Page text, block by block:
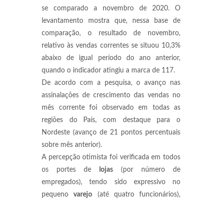
se comparado a novembro de 2020. O
levantamento mostra que, nessa base de
comparação, o resultado de novembro,
relativo às vendas correntes se situou 10,3%
abaixo de igual período do ano anterior,
quando o indicador atingiu a marca de 117.
De acordo com a pesquisa, o avanço nas
assinalações de crescimento das vendas no
mês corrente foi observado em todas as
regiões do País, com destaque para o
Nordeste (avanço de 21 pontos percentuais
sobre mês anterior).
A percepção otimista foi verificada em todos
os portes de
lojas (por número de
empregados), tendo sido expressivo no
pequenovarejo (até quatro funcionários),